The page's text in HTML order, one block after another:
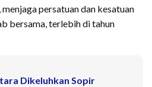
persatuan dan kesatuan
bersama, terlebih di tahun
Dikeluhkan Sopir